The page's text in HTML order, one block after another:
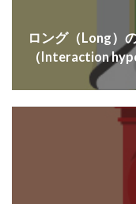
ロング（Long）
（Interaction